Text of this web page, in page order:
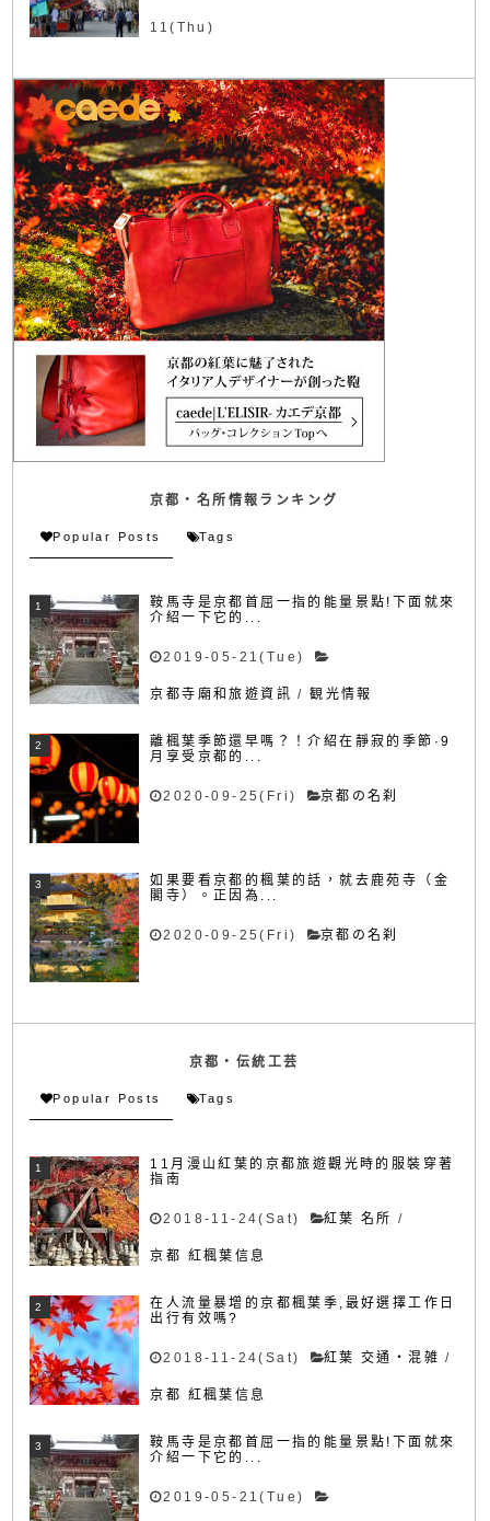
11(Thu)
京都・名所情報ランキング
Popular Posts Tags
鞍馬寺是京都首屈一指的能量景點!下面就來
介紹一下它的...
2019-05-21(Tue)
京都寺廟和旅遊資訊 /観光情報
離楓葉季節還早嗎？！介紹在靜寂的季節·9
月享受京都的...
2020-09-25(Fri) 京都の名刹
如果要看京都的楓葉的話，就去鹿苑寺（金
閣寺）。正因為...
2020-09-25(Fri) 京都の名刹
京都・伝統工芸
Popular Posts Tags
11月漫山紅葉的京都旅遊觀光時的服裝穿著
指南
2018-11-24(Sat) 紅葉 名所 /
京都 紅楓葉信息
在人流量暴增的京都楓葉季,最好選擇工作日
出行有效嗎?
2018-11-24(Sat) 紅葉 交通・混雑 /
京都 紅楓葉信息
鞍馬寺是京都首屈一指的能量景點!下面就來
介紹一下它的...
2019-05-21(Tue)